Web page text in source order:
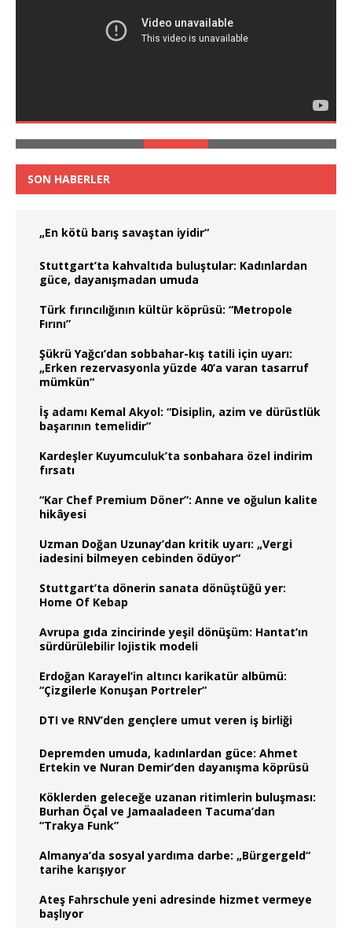
SON HABERLER
„En kötü barış savaştan iyidir“
Stuttgart’ta kahvaltıda buluştular: Kadınlardan
güce, dayanışmadan umuda
Türk fırıncılığının kültür köprüsü: “Metropole
Fırını”
Şükrü Yağcı’dan sobbahar-kış tatili için uyarı:
„Erken rezervasyonla yüzde 40’a varan tasarruf
mümkün“
İş adamı Kemal Akyol: “Disiplin, azim ve dürüstlük
başarının temelidir”
Kardeşler Kuyumculuk’ta sonbahara özel indirim
fırsatı
“Kar Chef Premium Döner”: Anne ve oğulun kalite
hikâyesi
Uzman Doğan Uzunay’dan kritik uyarı: „Vergi
iadesini bilmeyen cebinden ödüyor“
Stuttgart’ta dönerin sanata dönüştüğü yer:
Home Of Kebap
Avrupa gıda zincirinde yeşil dönüşüm: Hantat’ın
sürdürülebilir lojistik modeli
Erdoğan Karayel’in altıncı karikatür albümü:
“Çizgilerle Konuşan Portreler”
DTI ve RNV’den gençlere umut veren iş birliği
Depremden umuda, kadınlardan güce: Ahmet
Ertekin ve Nuran Demir’den dayanışma köprüsü
Köklerden geleceğe uzanan ritimlerin buluşması:
Burhan Öçal ve Jamaaladeen Tacuma’dan
“Trakya Funk”
Almanya’da sosyal yardıma darbe: „Bürgergeld“
tarihe karışıyor
Ateş Fahrschule yeni adresinde hizmet vermeye
başlıyor